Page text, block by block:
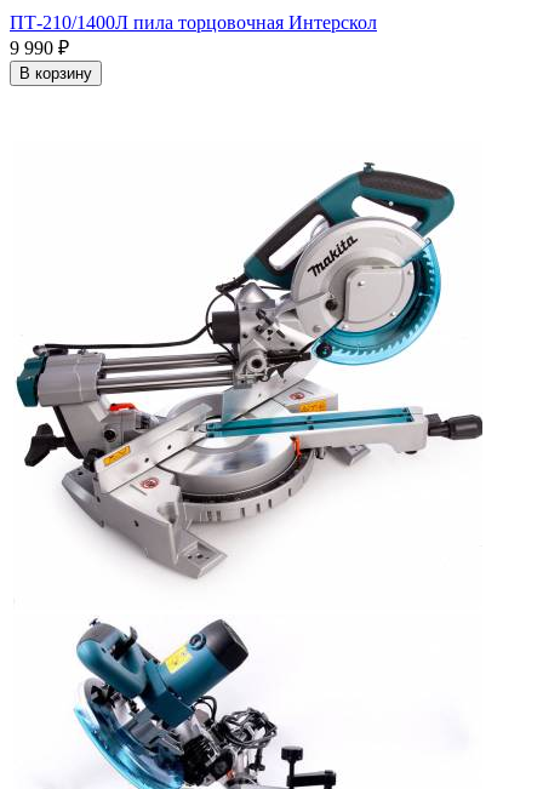
ПТ-210/1400Л пила торцовочная Интерскол
9 990 ₽
В корзину